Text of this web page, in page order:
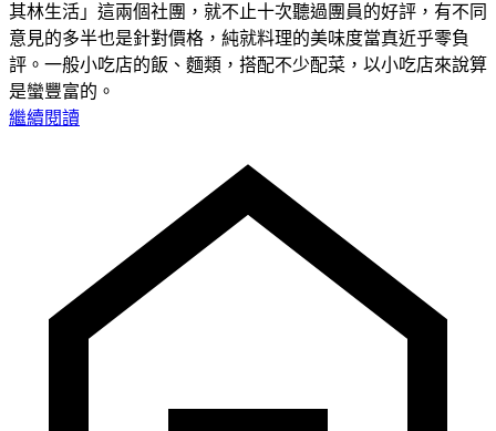
其林生活」這兩個社團，就不止十次聽過團員的好評，有不同
意見的多半也是針對價格，純就料理的美味度當真近乎零負
評。一般小吃店的飯、麵類，搭配不少配菜，以小吃店來說算
是蠻豐富的。
繼續閱讀